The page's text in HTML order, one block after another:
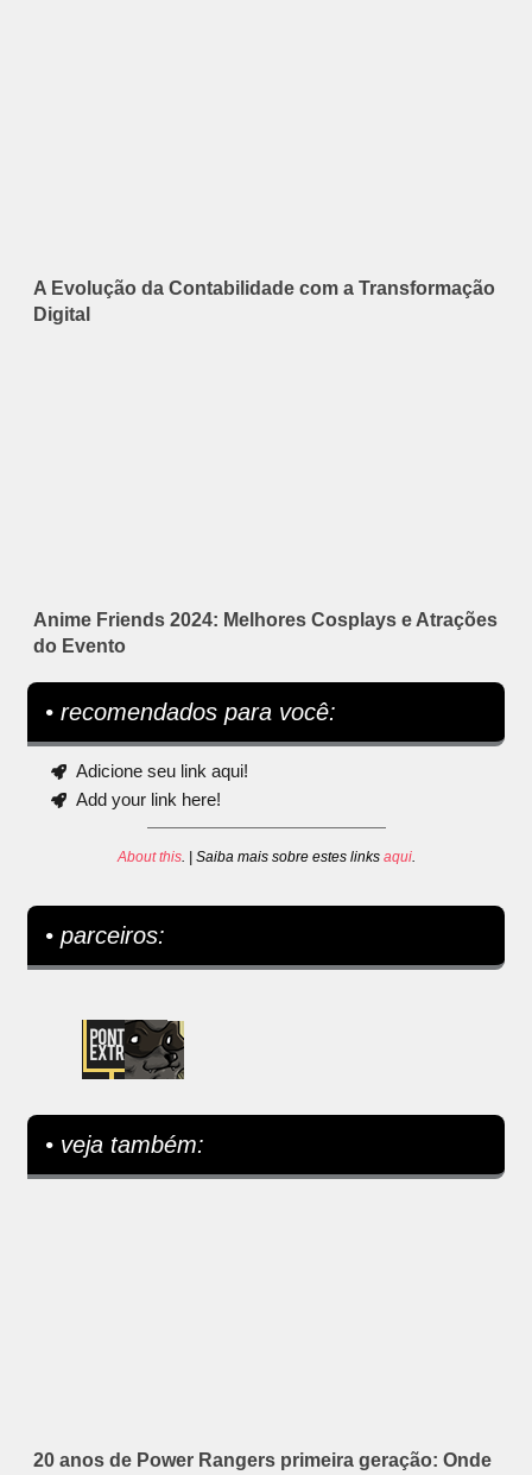
A Evolução da Contabilidade com a Transformação
Digital
Anime Friends 2024: Melhores Cosplays e Atrações
do Evento
• recomendados para você:
Adicione seu link aqui!
Add your link here!
About this. | Saiba mais sobre estes links aqui.
• parceiros:
• veja também:
20 anos de Power Rangers primeira geração: Onde